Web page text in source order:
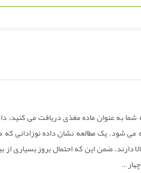
به عنوان ماده مغذی دریافت می
می شود. یک مطالعه نشان داده نوزادانی که
دارند. ضمن این که احتمال بروز بسیاری